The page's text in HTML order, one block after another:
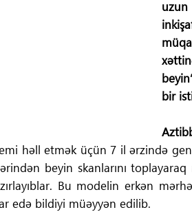
bir
həll etmək üçün 7 il ərzində
beyin skanlarını
Bu modelin erkən
edə bildiyi müəyyən edilib.